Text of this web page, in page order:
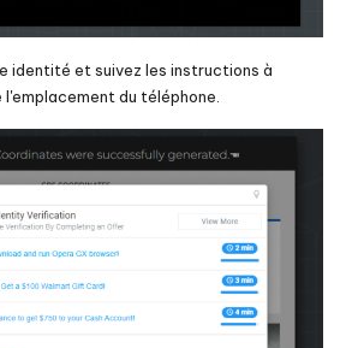
identité et suivez les instructions à
du téléphone.